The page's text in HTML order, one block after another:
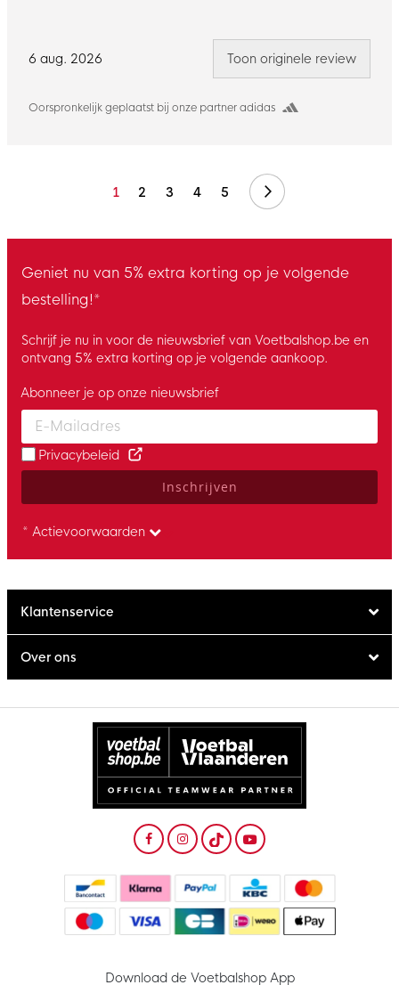
6 aug. 2026
Oorspronkelijk geplaatst bij onze partner adidas
Toon originele review
1 2 3 4 5 Volgende
Geniet nu van 5% extra korting op je volgende
bestelling!*
Schrijf je nu in voor de nieuwsbrief van Voetbalshop.be en
ontvang 5% extra korting op je volgende aankoop.
Enter your email and accept the privacy policy to subscribe to
Abonneer je op onze nieuwsbrief
Privacybeleid
Inschrijven
* Actievoorwaarden
Klantenservice
Over ons
Download de Voetbalshop App